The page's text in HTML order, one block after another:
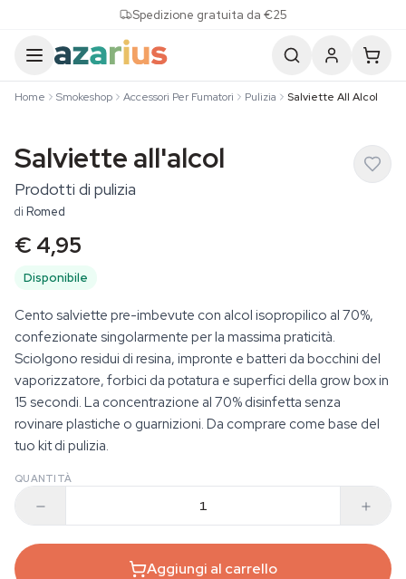
Spedizione gratuita da €25
Home Smokeshop Accessori Per Fumatori Pulizia Salviette All Alcol
Salviette all'alcol
Prodotti di pulizia
di Romed
€ 4,95
Disponibile
Cento salviette pre-imbevute con alcol isopropilico al 70%,
confezionate singolarmente per la massima praticità.
Sciolgono residui di resina, impronte e batteri da bocchini del
vaporizzatore, forbici da potatura e superfici della grow box in
15 secondi. La concentrazione al 70% disinfetta senza
rovinare plastiche o guarnizioni. Da comprare come base del
tuo kit di pulizia.
QUANTITÀ
Aggiungi al carrello